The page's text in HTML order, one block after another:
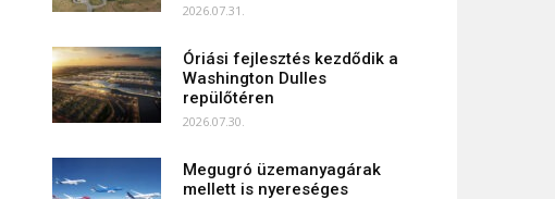
2026.07.31.
Óriási fejlesztés kezdődik a
Washington Dulles
repülőtéren
2026.07.30.
Megugró üzemanyagárak
mellett is nyereséges